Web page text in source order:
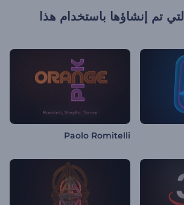
تم إنشاؤها باستخدام هذا
Paolo Romitelli